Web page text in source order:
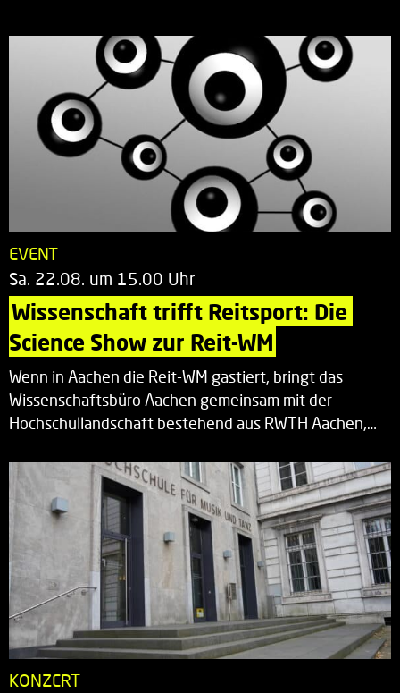
EVENT
Sa. 22.08. um 15.00 Uhr
Wissenschaft trifft Reitsport: Die
Science Show zur Reit-WM
Wenn in Aachen die Reit-WM gastiert, bringt das
Wissenschaftsbüro Aachen gemeinsam mit der
Hochschullandschaft bestehend aus RWTH Aachen,…
KONZERT